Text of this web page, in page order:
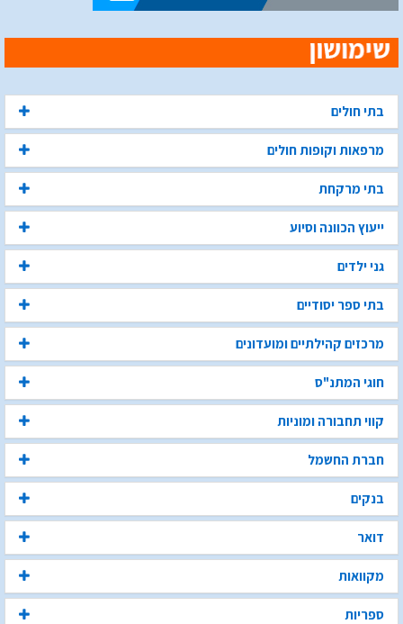
בתי חולים
מרפאות וקופות חולים
בתי מרקחת
ייעוץ הכוונה וסיוע
גני ילדים
בתי ספר יסודיים
מרכזים קהילתיים ומועדונים
חוגי המתנ"ס
קווי תחבורה ומוניות
חברת החשמל
בנקים
דואר
מקוואות
ספריות